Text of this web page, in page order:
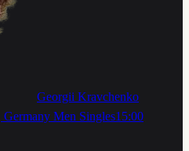
Georgii Kravchenko
Men Singles15:00